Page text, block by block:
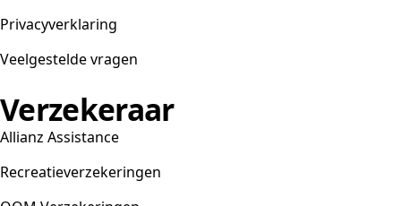
Privacyverklaring
Veelgestelde vragen
Verzekeraar
Allianz Assistance
Recreatieverzekeringen